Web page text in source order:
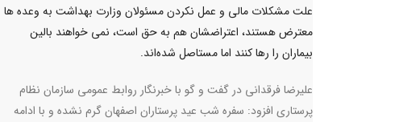
علت مشکلات مالی و عمل نکردن مسئولان وزارت بهداشت به وعده ها
معترض هستند، اعتراضشان هم به حق است، نمی خواهند بالین
بیماران را رها کنند اما مستاصل شده‌اند.
علیرضا فرقدانی در گفت و گو با خبرنگار روابط عمومی سازمان نظام
پرستاری افزود: سفره شب عید پرستاران اصفهان گرم نشده و با ادامه